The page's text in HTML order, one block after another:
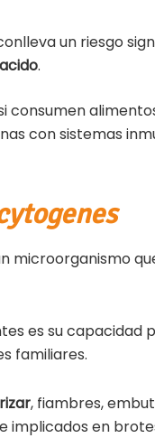
un riesgo
.
con sistemas
microorganismo
es su capacidad
familiares.
, fiambres,
implicados en